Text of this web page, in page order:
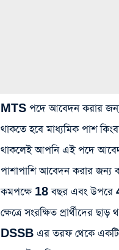
MTS পদে আবেদন করার জন্য
থাকতে হবে মাধ্যমিক পাশ
থাকলেই আপনি এই পদে
পাশাপাশি আবেদন করার জন্য
কমপক্ষে 18 বছর এবং উপরে
ক্ষেত্রে সংরক্ষিত প্রার্থীদের ছাড়
DSSB এর তরফ থেকে একটি